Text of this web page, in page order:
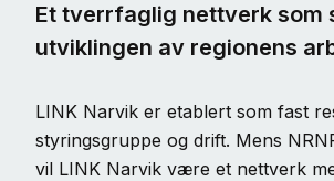
Et tverrfaglig nettverk som
utviklingen av regionens
LINK Narvik er etablert som fast
styringsgruppe og drift. Mens
vil LINK Narvik være et nettverk